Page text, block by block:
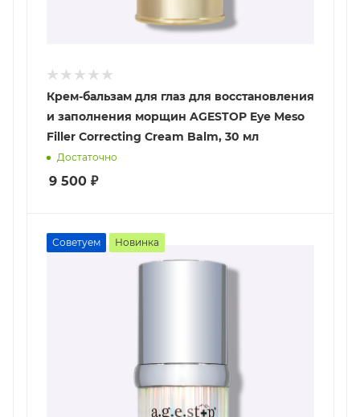
Крем-бальзам для глаз для восстановления
и заполнения морщин AGESTOP Eye Meso
Filler Correcting Cream Balm, 30 мл
Достаточно
9 500 ₽
Советуем Новинка